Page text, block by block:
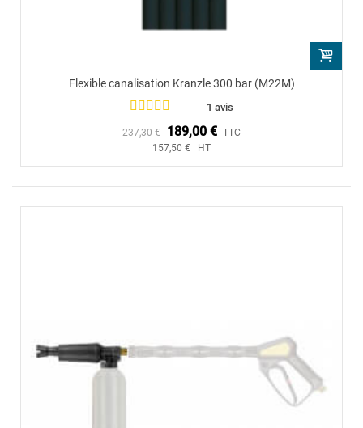
Flexible canalisation Kranzle 300 bar (M22M)
1 avis
237,30 € 189,00 € TTC
157,50 € HT